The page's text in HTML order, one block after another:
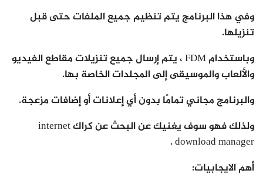
وفي هذا البرنامج يتم تنظيم جميع الملفات حتى قبل
تنزيلها.
وباستخدام FDM ، يتم إرسال جميع تنزيلات مقاطع الفيديو
والألعاب والموسيقى إلى المجلدات الخاصة بها.
والبرنامج مجاني تمامًا بدون أي إعلانات أو إضافات مزعجة.
ولذلك فهو سوف يغنيك عن البحث عن كراك internet
download manager .
أهم الايجابيات: